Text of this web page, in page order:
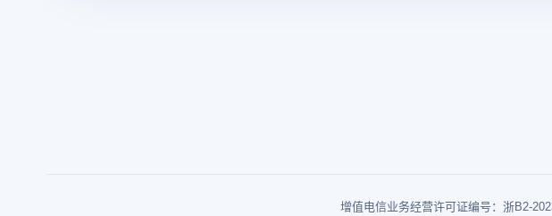
增值电信业务经营许可证编号：浙B2-